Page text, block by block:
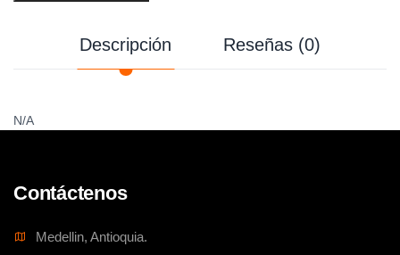
Descripción Reseñas (0)
N/A
Contáctenos
Medellin, Antioquia.